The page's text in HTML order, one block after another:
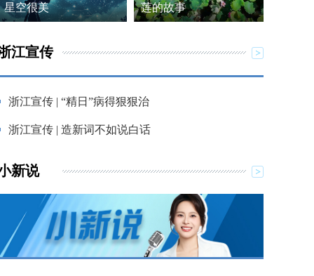
星空很美
莲的故事
江宣传
浙江宣传 | “精日”病得狠狠治
浙江宣传 | 造新词不如说白话
新说